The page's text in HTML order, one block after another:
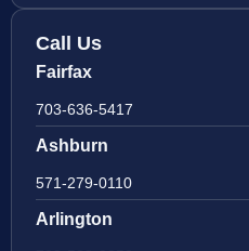
Call Us
Fairfax
703-636-5417
Ashburn
571-279-0110
Arlington